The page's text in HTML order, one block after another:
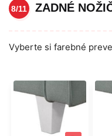
8/11 ZADNÉ
Vyberte si farebné